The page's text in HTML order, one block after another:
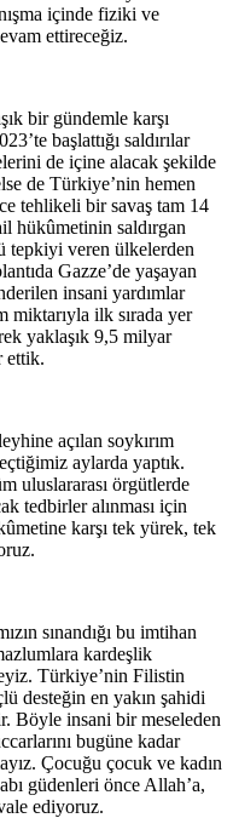
içinde fiziki ve
ettireceğiz.
bir gündemle karşı
başlattığı saldırılar
de içine alacak şekilde
de Türkiye’nin hemen
tehlikeli bir savaş tam 14
hükûmetinin saldırgan
tepkiyi veren ülkelerden
Gazze’de yaşayan
insani yardımlar
miktarıyla ilk sırada yer
yaklaşık 9,5 milyar
ettik.
açılan soykırım
aylarda yaptık.
uluslararası örgütlerde
tedbirler alınması için
karşı tek yürek, tek
sınandığı bu imtihan
kardeşlik
Türkiye’nin Filistin
desteğin en yakın şahidi
Böyle insani bir meseleden
bugüne kadar
Çocuğu çocuk ve kadın
güdenleri önce Allah’a,
ediyoruz.